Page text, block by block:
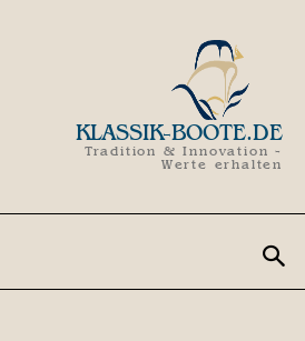
KLASSIK-BOOTE.DE
Tradition & Innovation -
Werte erhalten